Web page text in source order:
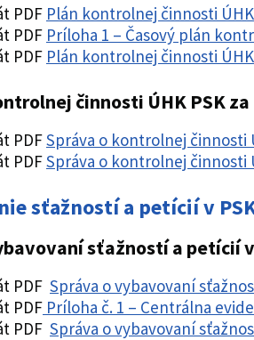
Plán kontrolnej činnosti
Príloha 1 – Časový plán
Plán kontrolnej činnosti
činnosti ÚHK PSK
Správa o kontrolnej činnosti
Správa o kontrolnej činnosti
sťažností a petícií v
sťažností a petícií
Správa o vybavovaní
Príloha č. 1 – Centrálna
Správa o vybavovaní